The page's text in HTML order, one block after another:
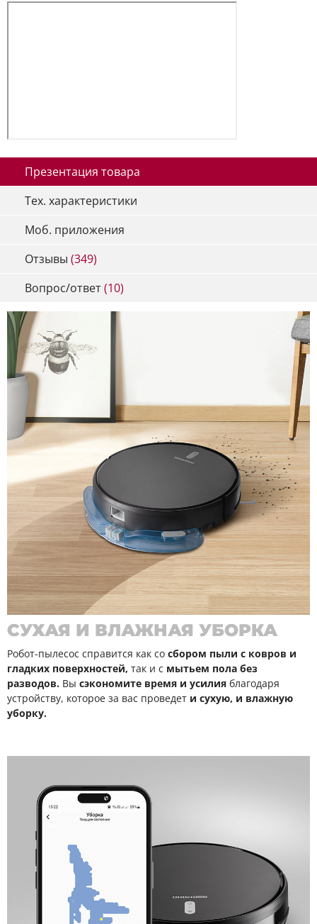
Презентация товара
Тех. характеристики
Моб. приложения
Отзывы (349)
Вопрос/ответ(10)
СУХАЯ И ВЛАЖНАЯ УБОРКА
Робот-пылесос справится как со сбором пыли с ковров и
гладких поверхностей, так и с мытьем пола без
разводов. Вы сэкономите время и усилия благодаря
устройству, которое за вас проведет и сухую, и влажную
уборку.